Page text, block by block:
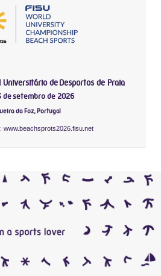
de Desportos de Praia
de setembro de 2026
da Foz, Portugal
www.beachsprots2026.fisu.net